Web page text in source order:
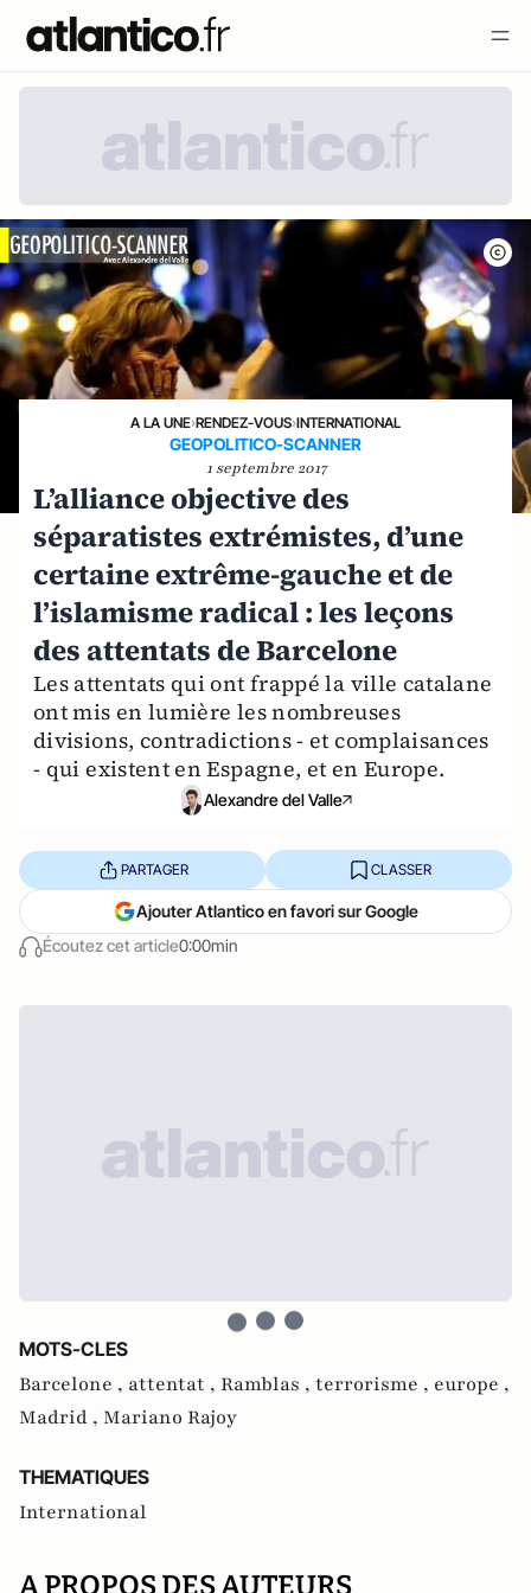
A LA UNE›RENDEZ-VOUS›INTERNATIONAL
GEOPOLITICO-SCANNER
1 septembre 2017
L’alliance objective des
séparatistes extrémistes, d’une
certaine extrême-gauche et de
l’islamisme radical : les leçons
des attentats de Barcelone
Les attentats qui ont frappé la ville catalane
ont mis en lumière les nombreuses
divisions, contradictions - et complaisances
- qui existent en Espagne, et en Europe.
Alexandre del Valle
Écoutez cet article0:00min
PARTAGER CLASSER
Ajouter Atlantico en favori sur Google
MOTS-CLES
Barcelone , attentat , Ramblas , terrorisme , europe ,
Madrid , Mariano Rajoy
THEMATIQUES
International
A PROPOS DES AUTEURS